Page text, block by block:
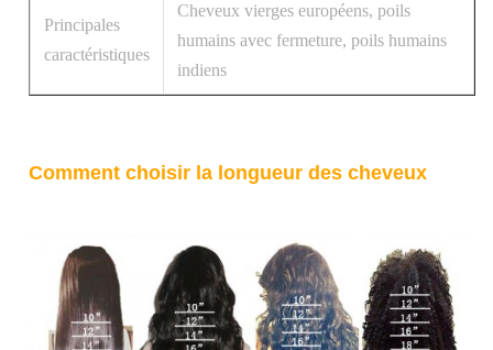
Principales
caractéristiques
Cheveux vierges européens, poils
humains avec fermeture, poils humains
indiens
Comment choisir la longueur des cheveux